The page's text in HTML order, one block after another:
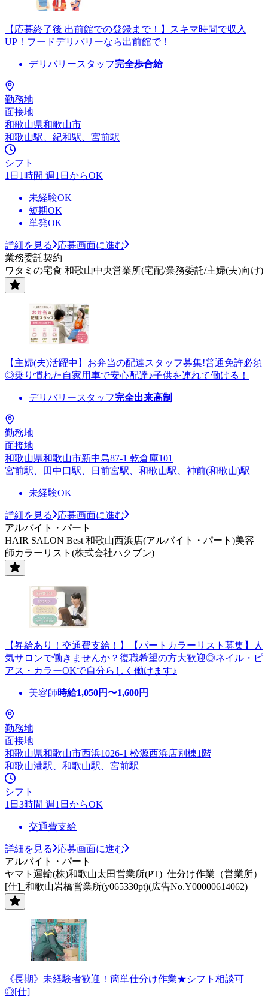
【応募終了後 出前館での登録まで！】スキマ時間で収入
UP！フードデリバリーなら出前館で！
デリバリースタッフ完全歩合給
勤務地
面接地
和歌山県和歌山市
和歌山駅、紀和駅、宮前駅
シフト
1日1時間 週1日からOK
未経験OK
短期OK
単発OK
詳細を見る
応募画面に進む
業務委託契約
ワタミの宅食 和歌山中央営業所(宅配/業務委託/主婦(夫)向け)
【主婦(夫)活躍中】お弁当の配達スタッフ募集!普通免許必須
◎乗り慣れた自家用車で安心配達♪子供を連れて働ける！
デリバリースタッフ完全出来高制
勤務地
面接地
和歌山県和歌山市新中島87-1 乾倉庫101
宮前駅、田中口駅、日前宮駅、和歌山駅、神前(和歌山)駅
未経験OK
詳細を見る
応募画面に進む
アルバイト・パート
HAIR SALON Best 和歌山西浜店(アルバイト・パート)美容
師カラーリスト(株式会社ハクブン)
【昇給あり！交通費支給！】【パートカラーリスト募集】人
気サロンで働きませんか？復職希望の方大歓迎◎ネイル・ピ
アス・カラーOKで自分らしく働けます♪
美容師時給1,050円〜1,600円
勤務地
面接地
和歌山県和歌山市西浜1026-1 松源西浜店別棟1階
和歌山港駅、和歌山駅、宮前駅
シフト
1日3時間 週1日からOK
交通費支給
詳細を見る
応募画面に進む
アルバイト・パート
ヤマト運輸(株)和歌山太田営業所(PT)_仕分け作業（営業所）
[仕]_和歌山岩橋営業所(y065330pt)(広告No.Y00000614062)
《長期》未経験者歓迎！簡単仕分け作業★シフト相談可
◎[仕]